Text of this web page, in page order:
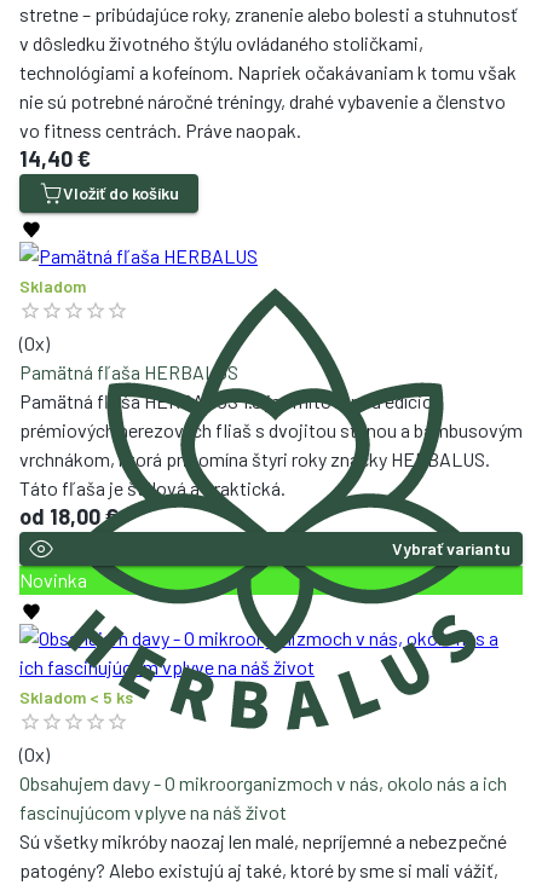
stretne – pribúdajúce roky, zranenie alebo bolesti a stuhnutosť
v dôsledku životného štýlu ovládaného stoličkami,
technológiami a kofeínom. Napriek očakávaniam k tomu však
nie sú potrebné náročné tréningy, drahé vybavenie a členstvo
vo fitness centrách. Práve naopak.
14,40 €
Vložiť do košíku
Skladom
(0x)
Pamätná fľaša HERBALUS
Pamätná fľaša HERBALUS 1.0 je limitovanou edíciou
prémiových nerezových fliaš s dvojitou stenou a bambusovým
vrchnákom, ktorá pripomína štyri roky značky HERBALUS.
Táto fľaša je štýlová a praktická.
od 18,00 €
Vybrať variantu
Novinka
Skladom < 5 ks
(0x)
Obsahujem davy - O mikroorganizmoch v nás, okolo nás a ich
fascinujúcom vplyve na náš život
Sú všetky mikróby naozaj len malé, nepríjemné a nebezpečné
patogény? Alebo existujú aj také, ktoré by sme si mali vážiť,